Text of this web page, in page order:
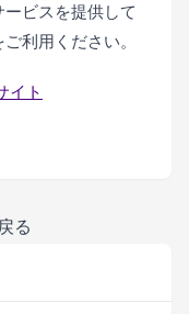
ビスを提供して
利用ください。
イト
る